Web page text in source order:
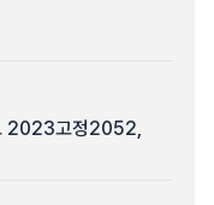
2023고정2052,